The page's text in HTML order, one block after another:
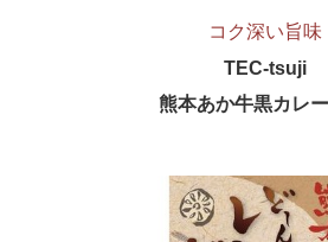
コク深い旨味
TEC-tsuji
熊本あか牛黒カレ